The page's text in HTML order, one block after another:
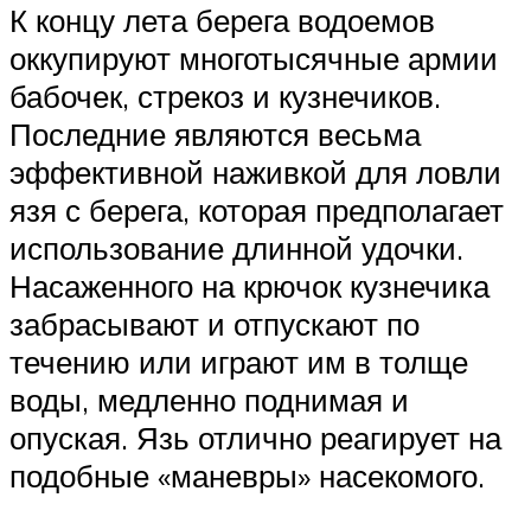
К концу лета берега водоемов
оккупируют многотысячные армии
бабочек, стрекоз и кузнечиков.
Последние являются весьма
эффективной наживкой для ловли
язя с берега, которая предполагает
использование длинной удочки.
Насаженного на крючок кузнечика
забрасывают и отпускают по
течению или играют им в толще
воды, медленно поднимая и
опуская. Язь отлично реагирует на
подобные «маневры» насекомого.